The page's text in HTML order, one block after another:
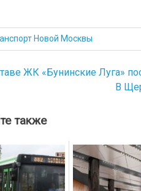
Новой Москвы
ЖК «Бунинские Луга»
В
также